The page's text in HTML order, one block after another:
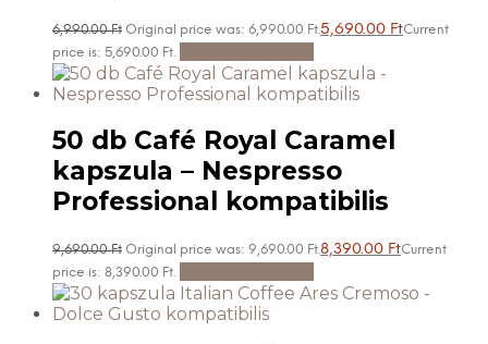
6,990.00Ft Original price was: 6,990.00 Ft.5,690.00 FtCurrent
price is: 5,690.00 Ft.
50 db Café Royal Caramel
kapszula – Nespresso
Professional kompatibilis
9,690.00Ft Original price was: 9,690.00 Ft.8,390.00 FtCurrent
price is: 8,390.00 Ft.